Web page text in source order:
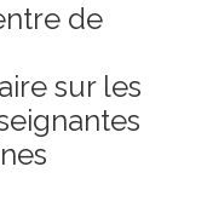
de
sur les